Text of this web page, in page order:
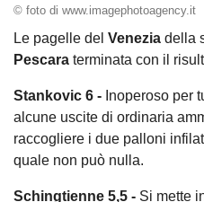
© foto di www.imagephotoagency.it
Le pagelle del Venezia della
Pescara terminata con il
Stankovic 6 - Inoperoso per
alcune uscite di ordinaria
raccogliere i due palloni
quale non può nulla.
Schingtienne 5,5 - Si mette